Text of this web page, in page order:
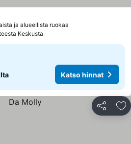
ja alueellista ruokaa
Keskusta
Katso hinnat
Jaa